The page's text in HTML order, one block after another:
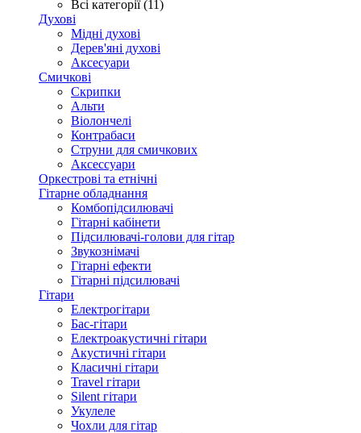
Всі категорії (11)
Духові
Мідні духові
Дерев'яні духові
Аксесуари
Смичкові
Скрипки
Альти
Віолончелі
Контрабаси
Струни для смичкових
Аксеcсуари
Оркестрові та етнічні
Гітарне обладнання
Комбопідсилювачі
Гітарні кабінети
Підсилювачі-голови для гітар
Звукознімачі
Гітарні ефекти
Гітарні підсилювачі
Гітари
Електрогітари
Бас-гітари
Електроакустичні гітари
Акустичні гітари
Класичні гітари
Travel гітари
Silent гітари
Укулеле
Чохли для гітар